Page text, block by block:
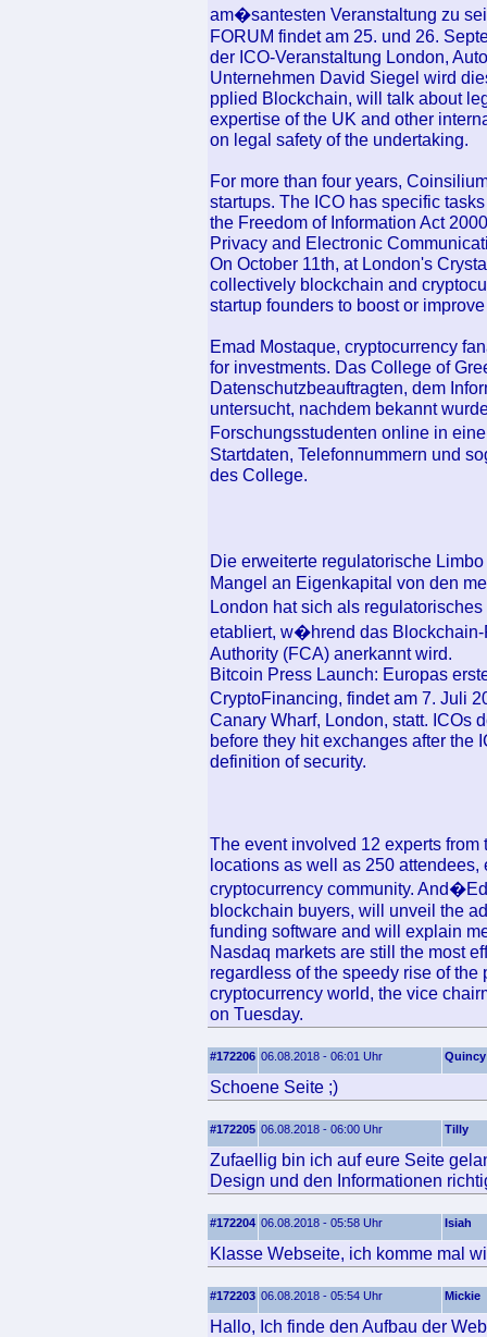
am�santesten Veranstaltung zu
FORUM findet am 25. und 26.
der ICO-Veranstaltung London,
Unternehmen David Siegel wird
pplied Blockchain, will talk about
expertise of the UK and other
on legal safety of the undertaking.
For more than four years,
startups. The ICO has specific
the Freedom of Information Act
Privacy and Electronic
On October 11th, at London's
collectively blockchain and
startup founders to boost or
Emad Mostaque, cryptocurrency
for investments. Das College of
Datenschutzbeauftragten, dem
untersucht, nachdem bekannt
Forschungsstudenten online in
Startdaten, Telefonnummern und
des College.
Die erweiterte regulatorische
Mangel an Eigenkapital von den
London hat sich als
etabliert, w�hrend das
Authority (FCA) anerkannt wird.
Bitcoin Press Launch: Europas
CryptoFinancing, findet am 7. Juli
Canary Wharf, London, statt. ICOs
before they hit exchanges after the
definition of security.
The event involved 12 experts
locations as well as 250
cryptocurrency community.
blockchain buyers, will unveil the
funding software and will explain
Nasdaq markets are still the most
regardless of the speedy rise of
cryptocurrency world, the vice
on Tuesday.
#172206 06.08.2018 - 06:01 Uhr Quincy
Schoene Seite ;)
#172205 06.08.2018 - 06:00 Uhr Tilly
Zufaellig bin ich auf eure Seite
Design und den Informationen
#172204 06.08.2018 - 05:58 Uhr Isiah
Klasse Webseite, ich komme mal
#172203 06.08.2018 - 05:54 Uhr Mickie
Hallo, Ich finde den Aufbau der